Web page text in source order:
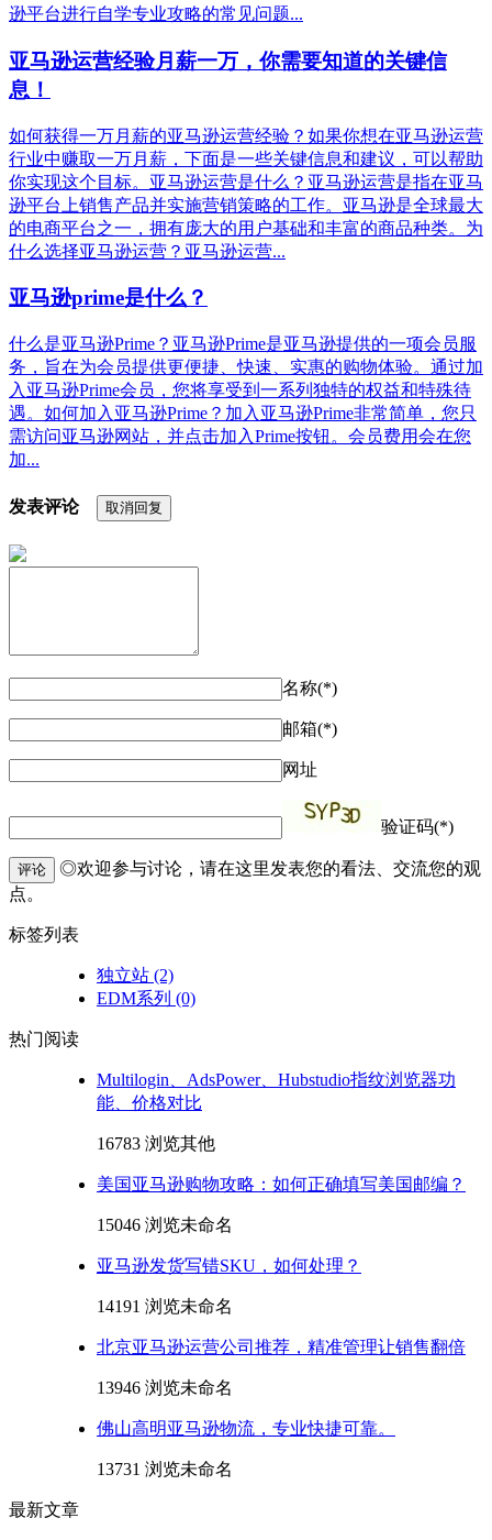
逊平台进行自学专业攻略的常见问题...
亚马逊运营经验月薪一万，你需要知道的关键信
息！
如何获得一万月薪的亚马逊运营经验？如果你想在亚马逊运营
行业中赚取一万月薪，下面是一些关键信息和建议，可以帮助
你实现这个目标。亚马逊运营是什么？亚马逊运营是指在亚马
逊平台上销售产品并实施营销策略的工作。亚马逊是全球最大
的电商平台之一，拥有庞大的用户基础和丰富的商品种类。为
什么选择亚马逊运营？亚马逊运营...
亚马逊prime是什么？
什么是亚马逊Prime？亚马逊Prime是亚马逊提供的一项会员服
务，旨在为会员提供更便捷、快速、实惠的购物体验。通过加
入亚马逊Prime会员，您将享受到一系列独特的权益和特殊待
遇。如何加入亚马逊Prime？加入亚马逊Prime非常简单，您只
需访问亚马逊网站，并点击加入Prime按钮。会员费用会在您
加...
发表评论 取消回复
名称(*)
邮箱(*)
网址
验证码(*)
评论
◎欢迎参与讨论，请在这里发表您的看法、交流您的观
点。
标签列表
独立站 (2)
EDM系列 (0)
热门阅读
Multilogin、AdsPower、Hubstudio指纹浏览器功
能、价格对比
16783 浏览其他
美国亚马逊购物攻略：如何正确填写美国邮编？
15046 浏览未命名
亚马逊发货写错SKU，如何处理？
14191 浏览未命名
北京亚马逊运营公司推荐，精准管理让销售翻倍
13946 浏览未命名
佛山高明亚马逊物流，专业快捷可靠。
13731 浏览未命名
最新文章